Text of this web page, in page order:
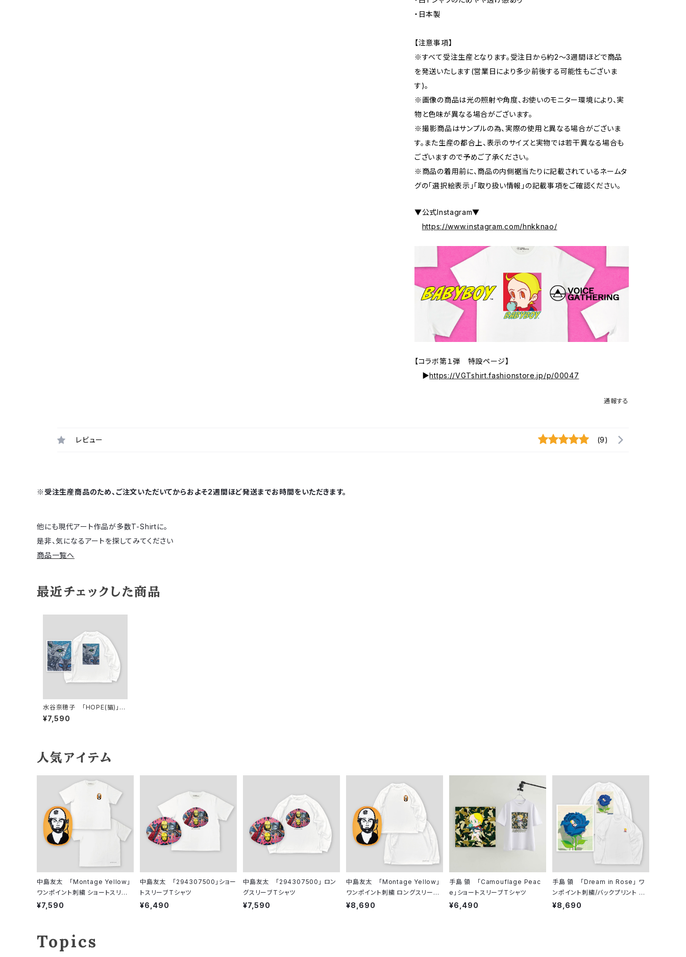
・日本製
【注意事項】
※すべて受注生産となります。受注日から約2～3週間ほどで商品
を発送いたします(営業日により多少前後する可能性もございま
す)。
※画像の商品は光の照射や角度、お使いのモニター環境により、実
物と色味が異なる場合がございます。
※撮影商品はサンプルの為、実際の使用と異なる場合がございま
す。また生産の都合上、表示のサイズと実物では若干異なる場合も
ございますので予めご了承ください。
※商品の着用前に、商品の内側裾当たりに記載されているネームタ
グの「選択絵表示」「取り扱い情報」の記載事項をご確認ください。
▼公式Instagram▼
https://www.instagram.com/hnkknao/
【コラボ第１弾 特設ページ】
▶https://VGTshirt.fashionstore.jp/p/00047
通報する
レビュー (9)
※受注生産商品のため、ご注文いただいてからおよそ2週間ほど発送までお時間をいただきます。
他にも現代アート作品が多数T-Shirtに。
是非、気になるアートを探してみてください
商品一覧へ
最近チェックした商品
水谷奈穂子 「HOPE(猫)」
ロングスリーブTシャツ
¥7,590
人気アイテム
中島友太 「Montage Yellow」
ワンポイント刺繍 ショートスリー
ブTシャツ
¥7,590
中島友太 「294307500」ショー
トスリーブTシャツ
¥6,490
中島友太 「294307500」 ロン
グスリーブTシャツ
¥7,590
中島友太 「Montage Yellow」
ワンポイント刺繍 ロングスリーブ
Tシャツ
¥8,690
手島 領 「Camouflage Peac
e」ショートスリーブTシャツ
¥6,490
手島 領 「Dream in Rose」 ワ
ンポイント刺繍/バックプリント ロ
ングスリーブシャツ
¥8,690
Topics